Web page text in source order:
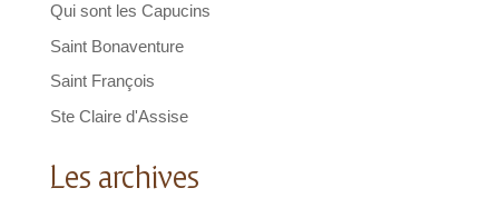
Qui sont les Capucins
Saint Bonaventure
Saint François
Ste Claire d'Assise
Les archives